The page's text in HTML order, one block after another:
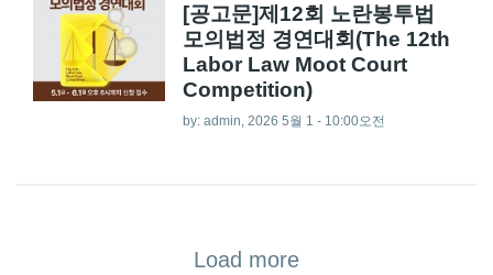
[공고문]제12회 노란봉투법
모의법정 경연대회(The 12th
Labor Law Moot Court
Competition)
by: admin , 2026 5월 1 - 10:00오전
Load more